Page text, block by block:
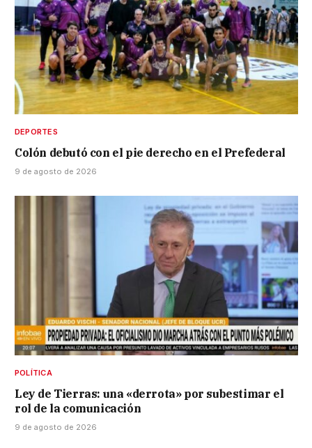
DEPORTES
Colón debutó con el pie derecho en el Prefederal
9 de agosto de 2026
POLÍTICA
Ley de Tierras: una «derrota» por subestimar el
rol de la comunicación
9 de agosto de 2026